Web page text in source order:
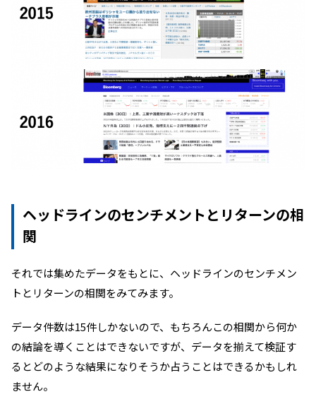
ヘッドラインのセンチメントとリターンの相
関
それでは集めたデータをもとに、ヘッドラインのセンチメン
トとリターンの相関をみてみます。
データ件数は15件しかないので、もちろんこの相関から何か
の結論を導くことはできないですが、データを揃えて検証す
るとどのような結果になりそうか占うことはできるかもしれ
ません。